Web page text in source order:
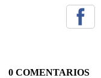
0 COMENTARIOS